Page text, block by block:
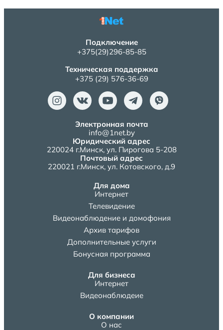
Подключение
+375(29)296-85-85
Техническая поддержка
+375 (29) 576-36-69
Электронная почта
info@1net.by
Юридический адрес
220024 г.Минск, ул. Пирогова 5-208
Почтовый адрес
220021 г.Минск, ул. Котовского, д.9
Для дома
Интернет
Телевидение
Видеонаблюдение и домофония
Архив тарифов
Дополнительные услуги
Бонусная программа
Для бизнеса
Интернет
Видеонаблюдеие
О компании
О нас